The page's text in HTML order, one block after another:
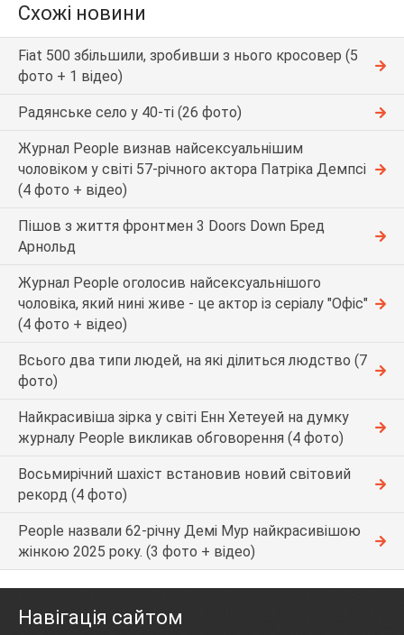
Схожі новини
Fiat 500 збільшили, зробивши з нього кросовер (5
фото + 1 відео)
Радянське село у 40-ті (26 фото)
Журнал People визнав найсексуальнішим
чоловіком у світі 57-річного актора Патріка Демпсі
(4 фото + відео)
Пішов з життя фронтмен 3 Doors Down Бред
Арнольд
Журнал People оголосив найсексуальнішого
чоловіка, який нині живе - це актор із серіалу "Офіс"
(4 фото + відео)
Всього два типи людей, на які ділиться людство (7
фото)
Найкрасивіша зірка у світі Енн Хетеуей на думку
журналу People викликав обговорення (4 фото)
Восьмирічний шахіст встановив новий світовий
рекорд (4 фото)
People назвали 62-річну Демі Мур найкрасивішою
жінкою 2025 року. (3 фото + відео)
Навігація сайтом